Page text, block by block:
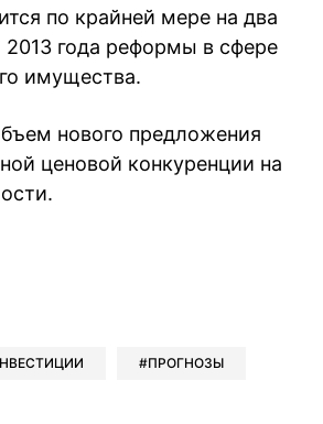
по крайней мере на два
2013 года реформы в сфере
имущества.
нового предложения
ценовой конкуренции на
ПРОГНОЗЫ